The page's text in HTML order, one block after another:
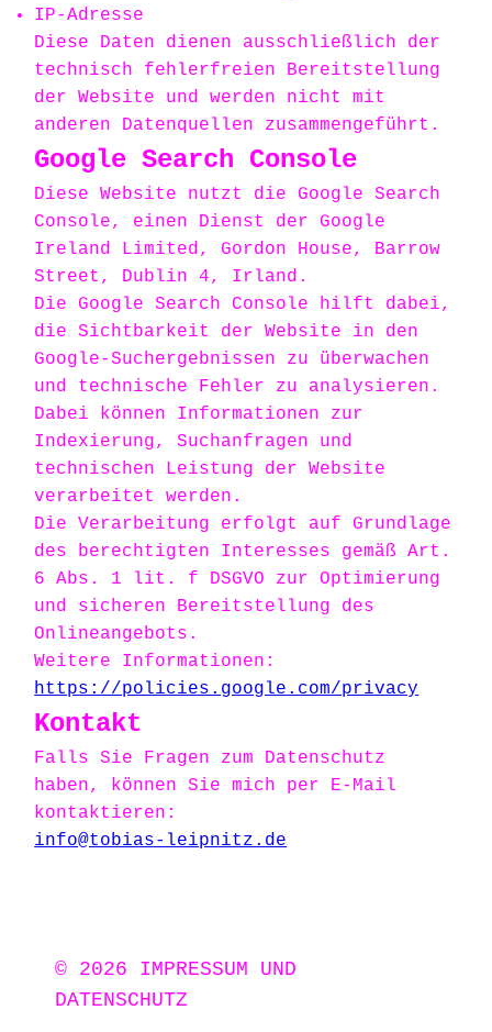
IP-Adresse
Diese Daten dienen ausschließlich der
technisch fehlerfreien Bereitstellung
der Website und werden nicht mit
anderen Datenquellen zusammengeführt.
Google Search Console
Diese Website nutzt die Google Search
Console, einen Dienst der Google
Ireland Limited, Gordon House, Barrow
Street, Dublin 4, Irland.
Die Google Search Console hilft dabei,
die Sichtbarkeit der Website in den
Google-Suchergebnissen zu überwachen
und technische Fehler zu analysieren.
Dabei können Informationen zur
Indexierung, Suchanfragen und
technischen Leistung der Website
verarbeitet werden.
Die Verarbeitung erfolgt auf Grundlage
des berechtigten Interesses gemäß Art.
6 Abs. 1 lit. f DSGVO zur Optimierung
und sicheren Bereitstellung des
Onlineangebots.
Weitere Informationen:
https://policies.google.com/privacy
Kontakt
Falls Sie Fragen zum Datenschutz
haben, können Sie mich per E-Mail
kontaktieren:
info@tobias-leipnitz.de
© 2026 IMPRESSUM UND
DATENSCHUTZ